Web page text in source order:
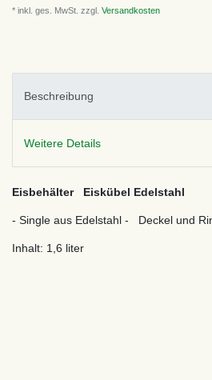
* inkl. ges. MwSt. zzgl. Versandkosten
Beschreibung
Weitere Details
Eisbehälter Eiskübel Edelstahl
- Single aus Edelstahl - Deckel und
Inhalt: 1,6 liter